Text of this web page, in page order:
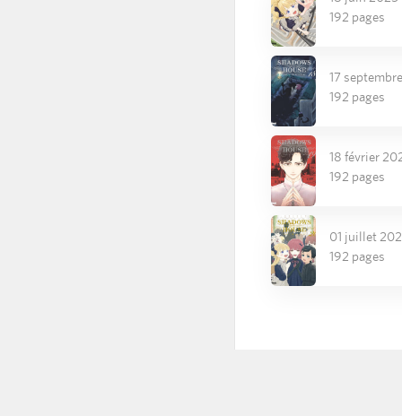
192 pages
17
192 pages
18 février
192 pages
01 juillet
192 pages